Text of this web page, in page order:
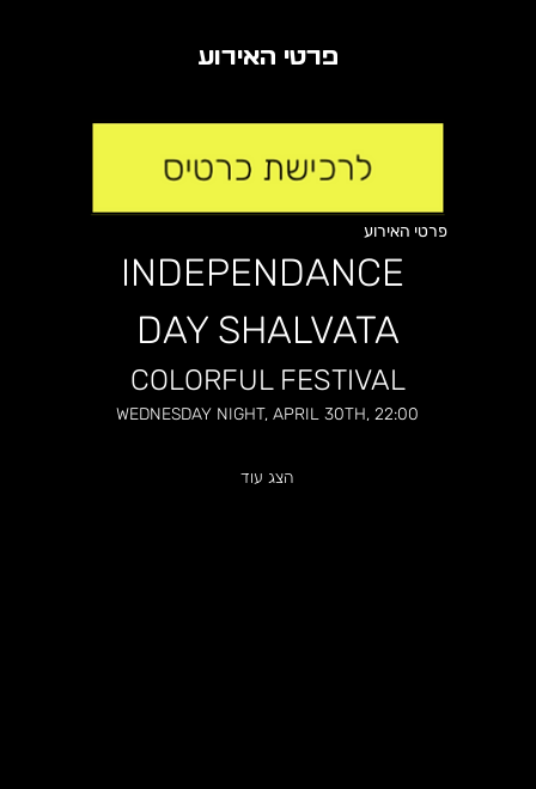
פרטי האירוע
פרטי האירוע
INDEPENDANCE
DAY SHALVATA
COLORFUL FESTIVAL
WEDNESDAY NIGHT, APRIL 30TH, 22:00
הצג עוד